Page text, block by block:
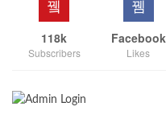
118k
Subscribers
Facebook
Likes